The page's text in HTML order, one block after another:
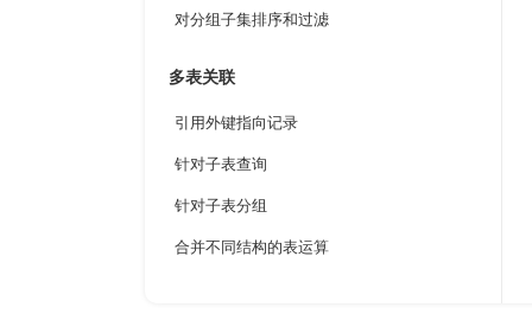
对分组子集排序和过滤
多表关联
引用外键指向记录
针对子表查询
针对子表分组
合并不同结构的表运算